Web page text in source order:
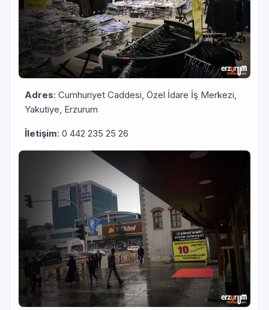
Adres: Cumhuriyet Caddesi, Özel İdare İş Merkezi,
Yakutiye, Erzurum
İletişim: 0 442 235 25 26